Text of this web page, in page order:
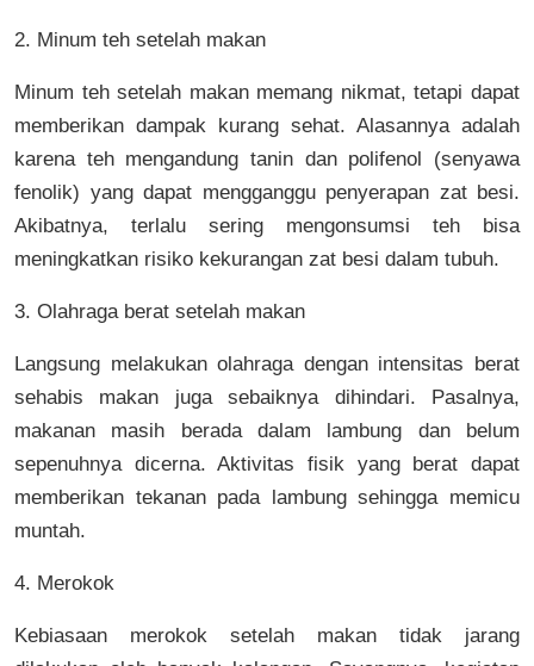
2. Minum teh setelah makan
Minum teh setelah makan memang nikmat, tetapi dapat
memberikan dampak kurang sehat. Alasannya adalah
karena teh mengandung tanin dan polifenol (senyawa
fenolik) yang dapat mengganggu penyerapan zat besi.
Akibatnya, terlalu sering mengonsumsi teh bisa
meningkatkan risiko kekurangan zat besi dalam tubuh.
3. Olahraga berat setelah makan
Langsung melakukan olahraga dengan intensitas berat
sehabis makan juga sebaiknya dihindari. Pasalnya,
makanan masih berada dalam lambung dan belum
sepenuhnya dicerna. Aktivitas fisik yang berat dapat
memberikan tekanan pada lambung sehingga memicu
muntah.
4. Merokok
Kebiasaan merokok setelah makan tidak jarang